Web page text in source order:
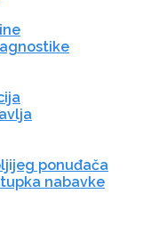
ponuđača
nabavke